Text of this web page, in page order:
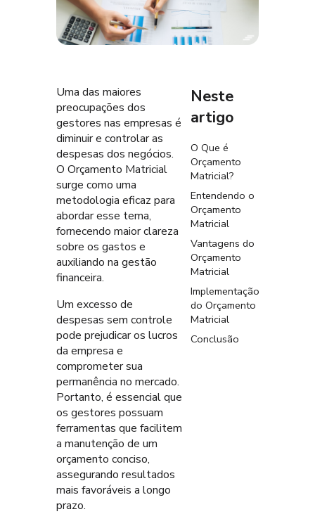
Uma das maiores
preocupações dos
gestores nas empresas é
diminuir e controlar as
despesas dos negócios.
O Orçamento Matricial
surge como uma
metodologia eficaz para
abordar esse tema,
fornecendo maior clareza
sobre os gastos e
auxiliando na gestão
financeira.
Um excesso de
despesas sem controle
pode prejudicar os lucros
da empresa e
comprometer sua
permanência no mercado.
Portanto, é essencial que
os gestores possuam
ferramentas que facilitem
a manutenção de um
orçamento conciso,
assegurando resultados
mais favoráveis a longo
prazo.
Neste
artigo
O Que é
Orçamento
Matricial?
Entendendo o
Orçamento
Matricial
Vantagens do
Orçamento
Matricial
Implementação
do Orçamento
Matricial
Conclusão